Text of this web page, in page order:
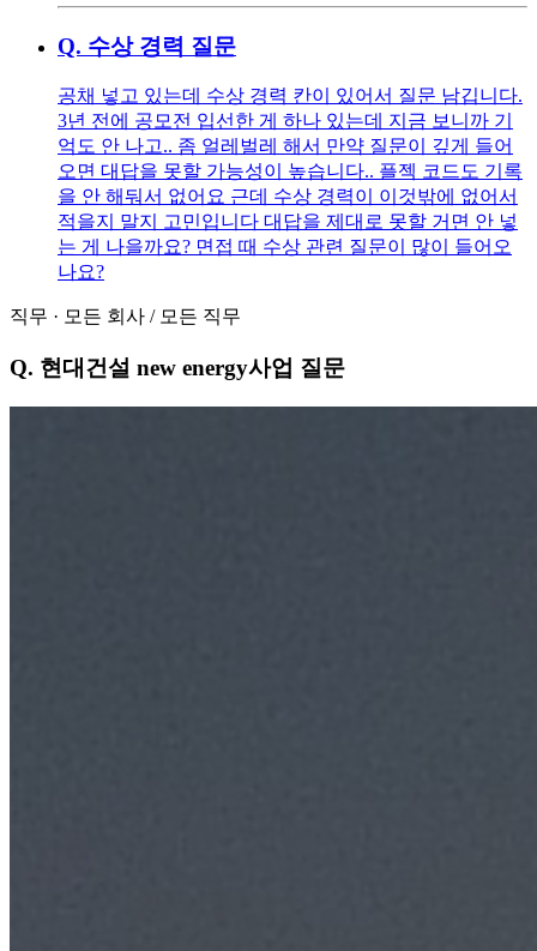
Q. 수상 경력 질문
공채 넣고 있는데 수상 경력 칸이 있어서 질문 남깁니다.
3년 전에 공모전 입선한 게 하나 있는데 지금 보니까 기
억도 안 나고.. 좀 얼레벌레 해서 만약 질문이 깊게 들어
오면 대답을 못할 가능성이 높습니다.. 플젝 코드도 기록
을 안 해둬서 없어요 근데 수상 경력이 이것밖에 없어서
적을지 말지 고민입니다 대답을 제대로 못할 거면 안 넣
는 게 나을까요? 면접 때 수상 관련 질문이 많이 들어오
나요?
직무 · 모든 회사 / 모든 직무
Q. 현대건설 new energy사업 질문